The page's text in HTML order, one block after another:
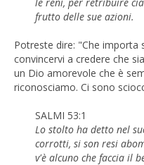
frutto delle sue azioni.
Potreste dire: "Che importa
convincervi a credere che
un Dio amorevole che è
riconosciamo. Ci sono
SALMI 53:1
Lo stolto ha detto nel
corrotti, si son resi
v'è alcuno che faccia il